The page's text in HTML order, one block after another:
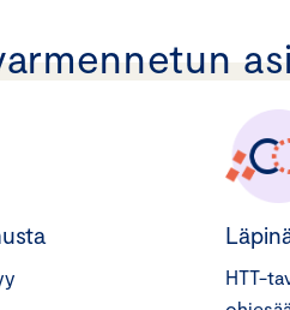
HTT-